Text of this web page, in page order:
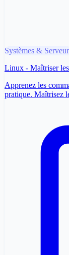
Systèmes &
Linux - Maîtriser les
Apprenez les
pratique. Maîtrisez